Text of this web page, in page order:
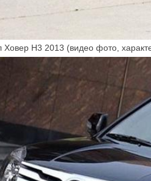
Ховер Н3 2013 (видео фото,